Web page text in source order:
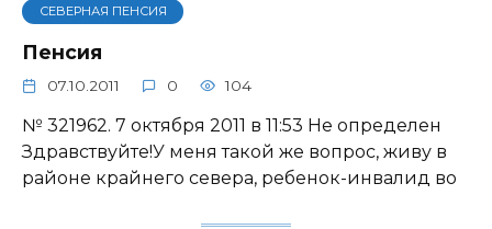
СЕВЕРНАЯ ПЕНСИЯ
Пенсия
07.10.2011 0 104
№ 321962. 7 октября 2011 в 11:53 Не определен
Здравствуйте!У меня такой же вопрос, живу в
районе крайнего севера, ребенок-инвалид во